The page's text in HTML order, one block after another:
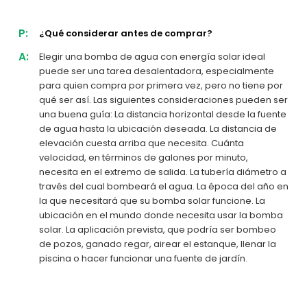
P: ¿Qué considerar antes de comprar?
A:
Elegir una bomba de agua con energía solar ideal
puede ser una tarea desalentadora, especialmente
para quien compra por primera vez, pero no tiene por
qué ser así. Las siguientes consideraciones pueden ser
una buena guía: La distancia horizontal desde la fuente
de agua hasta la ubicación deseada. La distancia de
elevación cuesta arriba que necesita. Cuánta
velocidad, en términos de galones por minuto,
necesita en el extremo de salida. La tubería diámetro a
través del cual bombeará el agua. La época del año en
la que necesitará que su bomba solar funcione. La
ubicación en el mundo donde necesita usar la bomba
solar. La aplicación prevista, que podría ser bombeo
de pozos, ganado regar, airear el estanque, llenar la
piscina o hacer funcionar una fuente de jardín.